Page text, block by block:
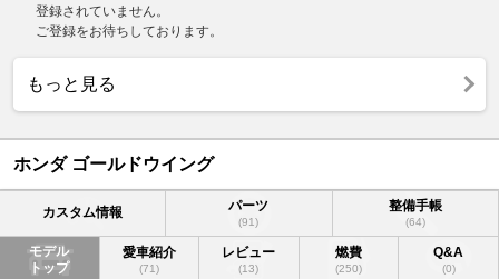
登録されていません。
ご登録をお待ちしております。
もっと見る
ホンダ ゴールドウイング
カスタム情報 パーツ
(91)
整備手帳
(64)
モデル
トップ
愛車紹介
(71)
レビュー
(13)
燃費
(250)
Q&A
(0)